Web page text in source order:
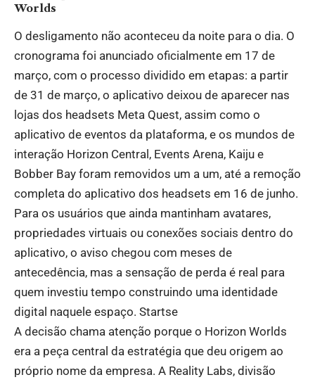
Worlds
O desligamento não aconteceu da noite para o dia. O
cronograma foi anunciado oficialmente em 17 de
março, com o processo dividido em etapas: a partir
de 31 de março, o aplicativo deixou de aparecer nas
lojas dos headsets Meta Quest, assim como o
aplicativo de eventos da plataforma, e os mundos de
interação Horizon Central, Events Arena, Kaiju e
Bobber Bay foram removidos um a um, até a remoção
completa do aplicativo dos headsets em 16 de junho.
Para os usuários que ainda mantinham avatares,
propriedades virtuais ou conexões sociais dentro do
aplicativo, o aviso chegou com meses de
antecedência, mas a sensação de perda é real para
quem investiu tempo construindo uma identidade
digital naquele espaço. Startse
A decisão chama atenção porque o Horizon Worlds
era a peça central da estratégia que deu origem ao
próprio nome da empresa. A Reality Labs, divisão